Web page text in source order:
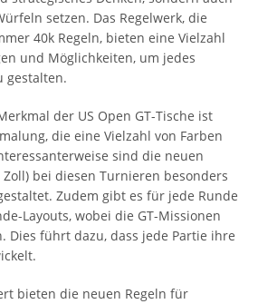
setzen. Das Regelwerk, die
40k Regeln, bieten eine Vielzahl
und Möglichkeiten, um jedes
gestalten.
der US Open GT-Tische ist
die eine Vielzahl von Farben
sind die neuen
Zoll) bei diesen Turnieren besonders
Zudem gibt es für jede Runde
Layouts, wobei die GT-Missionen
Dies führt dazu, dass jede Partie ihre
bieten die neuen Regeln für